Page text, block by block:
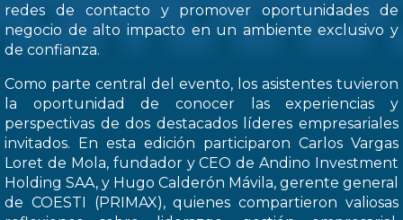
redes de contacto y promover oportunidades de
negocio de alto impacto en un ambiente exclusivo y
de confianza.
Como parte central del evento, los asistentes tuvieron
la oportunidad de conocer las experiencias y
perspectivas de dos destacados líderes empresariales
invitados. En esta edición participaron Carlos Vargas
Loret de Mola, fundador y CEO de Andino Investment
Holding SAA, y Hugo Calderón Mávila, gerente general
de COESTI (PRIMAX), quienes compartieron valiosas